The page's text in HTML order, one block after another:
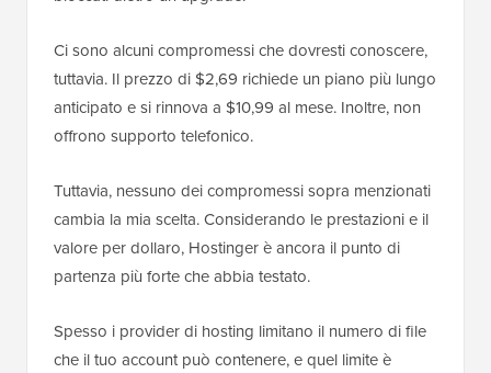
Ci sono alcuni compromessi che dovresti conoscere,
tuttavia. Il prezzo di $2,69 richiede un piano più lungo
anticipato e si rinnova a $10,99 al mese. Inoltre, non
offrono supporto telefonico.
Tuttavia, nessuno dei compromessi sopra menzionati
cambia la mia scelta. Considerando le prestazioni e il
valore per dollaro, Hostinger è ancora il punto di
partenza più forte che abbia testato.
Spesso i provider di hosting limitano il numero di file
che il tuo account può contenere, e quel limite è